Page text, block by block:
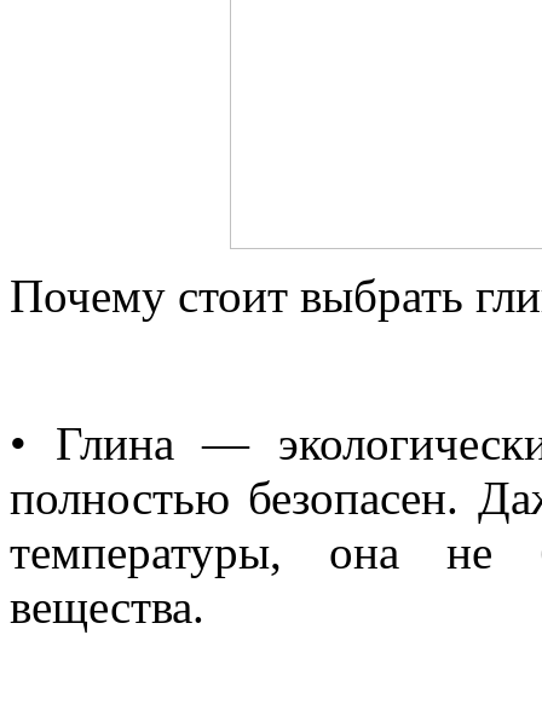
Почему стоит выбрать
• Глина —
полностью безопасен.
температуры, она не
вещества.